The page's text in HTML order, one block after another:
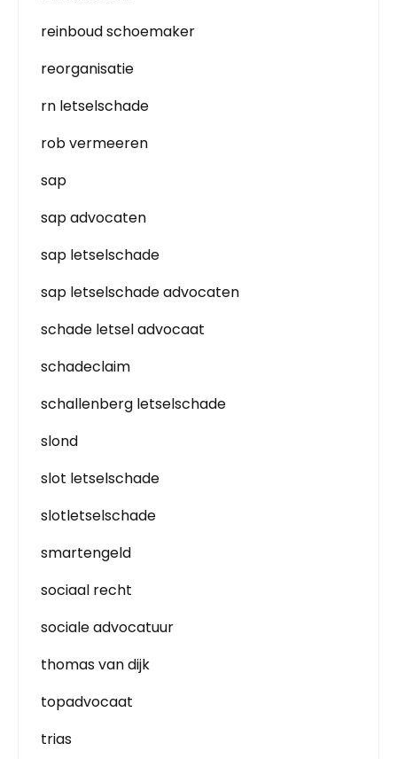
reinboud schoemaker
reorganisatie
rn letselschade
rob vermeeren
sap
sap advocaten
sap letselschade
sap letselschade advocaten
schade letsel advocaat
schadeclaim
schallenberg letselschade
slond
slot letselschade
slotletselschade
smartengeld
sociaal recht
sociale advocatuur
thomas van dijk
topadvocaat
trias